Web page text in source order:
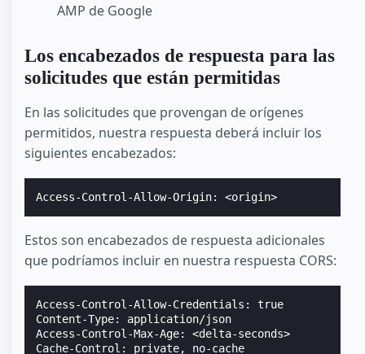
AMP de Google
Los encabezados de respuesta para las
solicitudes que están permitidas
En las solicitudes que provengan de orígenes
permitidos, nuestra respuesta deberá incluir los
siguientes encabezados:
Estos son encabezados de respuesta adicionales
que podríamos incluir en nuestra respuesta CORS:
Access-Control-Allow-Credentials: true
Content-Type: application/json
Access-Control-Max-Age: <delta-seconds>